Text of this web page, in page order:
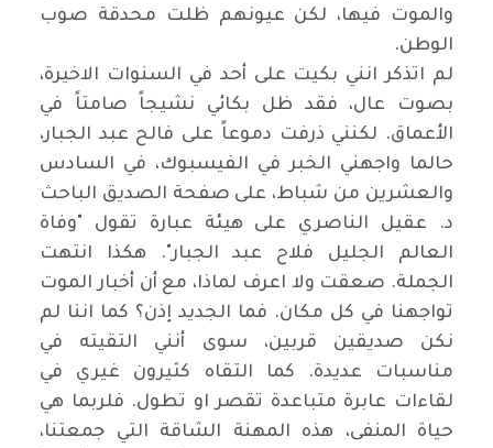
والموت فيها، لكن عيونهم ظلت محدقة صوب
الوطن.
لم اتذكر انني بكيت على أحد في السنوات الاخيرة،
بصوت عال، فقد ظل بكائي نشيجاً صامتاً في
الأعماق. لكنني ذرفت دموعاً على فالح عبد الجبار،
حالما واجهني الخبر في الفيسبوك، في السادس
والعشرين من شباط، على صفحة الصديق الباحث
د. عقيل الناصري على هيئة عبارة تقول "وفاة
العالم الجليل فلاح عبد الجبار". هكذا انتهت
الجملة. صعقت ولا اعرف لماذا، مع أن أخبار الموت
تواجهنا في كل مكان. فما الجديد إذن؟ كما اننا لم
نكن صديقين قربين، سوى أنني التقيته في
مناسبات عديدة. كما التقاه كثيرون غيري في
لقاءات عابرة متباعدة تقصر او تطول. فلربما هي
حياة المنفى، هذه المهنة الشاقة التي جمعتنا،